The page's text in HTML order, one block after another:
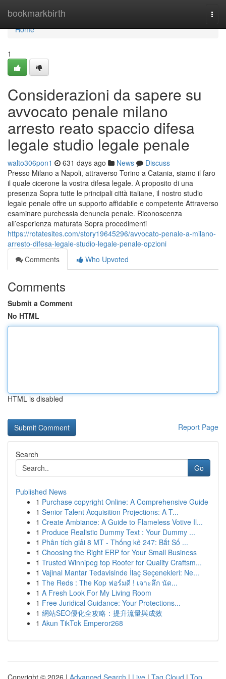
bookmarkbirth
Home
Home
1
Considerazioni da sapere su
avvocato penale milano
arresto reato spaccio difesa
legale studio legale penale
walto306pon1 631 days ago News
Discuss
Presso Milano a Napoli, attraverso Torino a Catania, siamo il faro
il quale cicerone la vostra difesa legale. A proposito di una
presenza Sopra tutte le principali città italiane, il nostro studio
legale penale offre un supporto affidabile e competente Attraverso
esaminare purchessia denuncia penale. Riconoscenza
all’esperienza maturata Sopra procedimenti
https://rotatesites.com/story19645296/avvocato-penale-a-milano-
arresto-difesa-legale-studio-legale-penale-opzioni
Comments
Who Upvoted
Comments
Submit a Comment
No HTML
HTML is disabled
Report Page
Search
Go
Published News
1 Purchase copyright Online: A Comprehensive Guide
1 Senior Talent Acquisition Projections: A T...
1 Create Ambiance: A Guide to Flameless Votive Il...
1 Produce Realistic Dummy Text : Your Dummy ...
1 Phân tích giải 8 MT - Thống kê 247: Bắt Số ...
1 Choosing the Right ERP for Your Small Business
1 Trusted Winnipeg top Roofer for Quality Craftsm...
1 Vajinal Mantar Tedavisinde İlaç Seçenekleri: Ne...
1 The Reds : The Kop ฟอร์มดี ! เจาะลึก นัด...
1 A Fresh Look For My Living Room
1 Free Juridical Guidance: Your Protections...
1 網站SEO優化全攻略：提升流量與成效
1 Akun TikTok Emperor268
Copyright © 2026 | Advanced Search | Live | Tag Cloud | Top